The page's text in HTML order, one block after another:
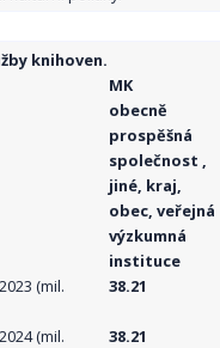
knihoven.
MK
obecně
prospěšná
společnost ,
jiné, kraj,
obec, veřejná
výzkumná
instituce
(mil.
38.21
(mil.
38.21